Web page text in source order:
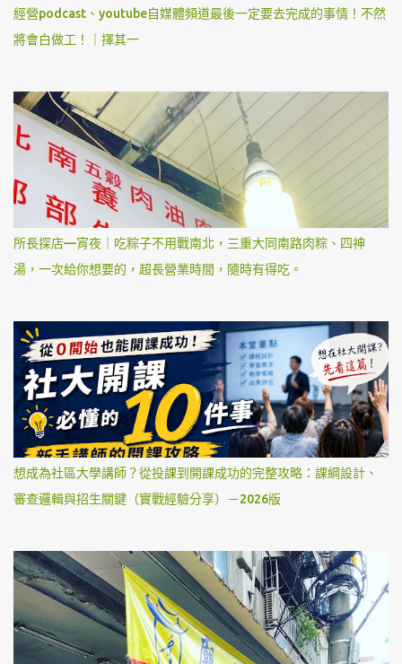
經營podcast、youtube自媒體頻道最後一定要去完成的事情！不然
將會白做工！｜擇其一
所長探店—宵夜｜吃粽子不用戰南北，三重大同南路肉粽、四神
湯，一次給你想要的，超長營業時間，隨時有得吃。
想成為社區大學講師？從投課到開課成功的完整攻略：課綱設計、
審查邏輯與招生關鍵（實戰經驗分享）－2026版